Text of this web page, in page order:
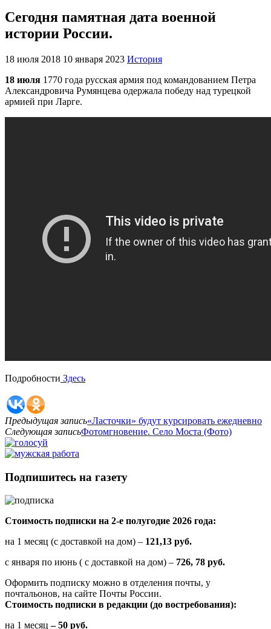
Сегодня памятная дата военной
истории России.
18 июля 2018 10 января 2023 История
18 июля 1770 года русская армия под командованием Петра
Александровича Румянцева одержала победу над турецкой
армией при Ларге.
Подробности Здесь
Предыдущая запись«Ласточки» будут курсировать ежедневно
Следующая записьФотомгновение. Село Моста (Фото)
Подпишитесь на газету
Стоимость подписки на 2-е полугодие 2026 года:
на 1 месяц (с доставкой на дом) – 121,13 руб.
с января по июнь ( с доставкой на дом) – 726, 78 руб.
Оформить подписку можно в отделения почты, у
почтальонов, на сайте Почты России.
Стоимость подписки в редакции (до востребования):
на 1 месяц – 50 руб.